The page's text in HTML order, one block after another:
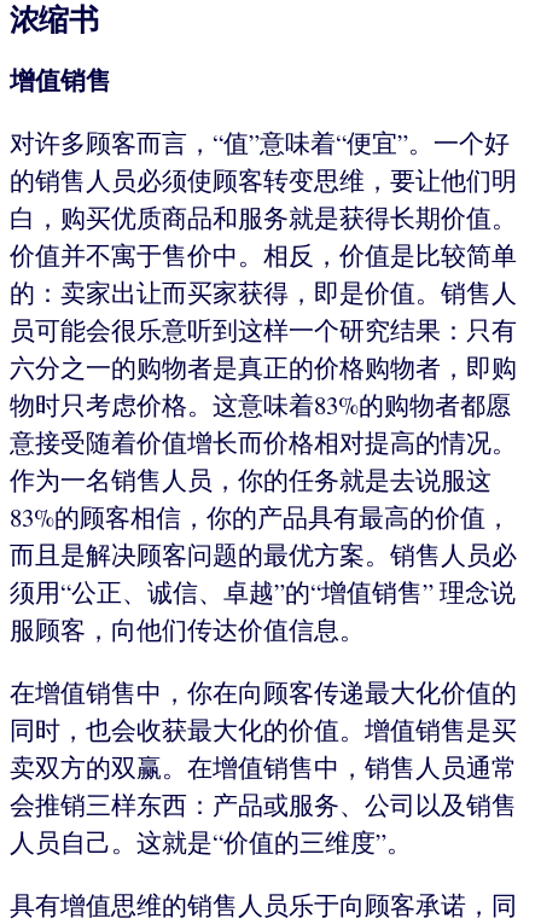
浓缩书
增值销售
对许多顾客而言，“值”意味着“便宜”。一个好
的销售人员必须使顾客转变思维，要让他们明
白，购买优质商品和服务就是获得长期价值。
价值并不寓于售价中。相反，价值是比较简单
的：卖家出让而买家获得，即是价值。销售人
员可能会很乐意听到这样一个研究结果：只有
六分之一的购物者是真正的价格购物者，即购
物时只考虑价格。这意味着83%的购物者都愿
意接受随着价值增长而价格相对提高的情况。
作为一名销售人员，你的任务就是去说服这
83%的顾客相信，你的产品具有最高的价值，
而且是解决顾客问题的最优方案。销售人员必
须用“公正、诚信、卓越”的“增值销售” 理念说
服顾客，向他们传达价值信息。
在增值销售中，你在向顾客传递最大化价值的
同时，也会收获最大化的价值。增值销售是买
卖双方的双赢。在增值销售中，销售人员通常
会推销三样东西：产品或服务、公司以及销售
人员自己。这就是“价值的三维度”。
具有增值思维的销售人员乐于向顾客承诺，同